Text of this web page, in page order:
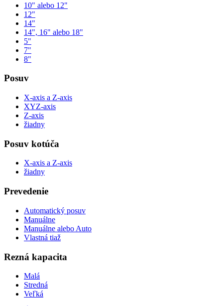
10" alebo 12"
12"
14"
14", 16" alebo 18"
5"
7"
8"
Posuv
X-axis a Z-axis
XYZ-axis
Z-axis
žiadny
Posuv kotúča
X-axis a Z-axis
žiadny
Prevedenie
Automatický posuv
Manuálne
Manuálne alebo Auto
Vlastná tiaž
Rezná kapacita
Malá
Stredná
Veľká